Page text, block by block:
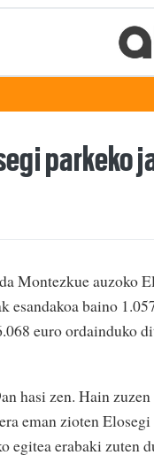
parkeko
Montezkue auzoko
esandakoa baino
euro ordainduko
hasi zen. Hain
eman zioten
egitea erabaki zuten